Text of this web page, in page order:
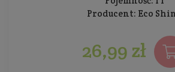
Producent: Eco
26,99 zł